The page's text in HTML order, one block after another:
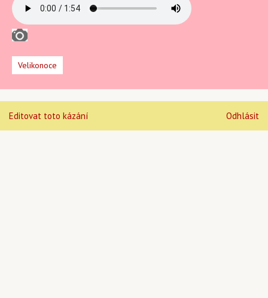
Velikonoce
Editovat toto kázání Odhlásit